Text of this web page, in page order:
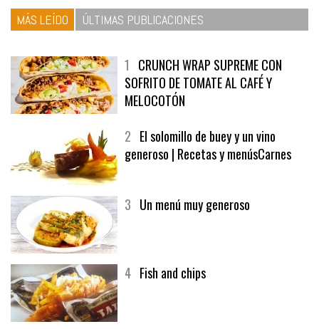
MÁS LEÍDO ÚLTIMAS PUBLICACIONES
1 CRUNCH WRAP SUPREME CON
SOFRITO DE TOMATE AL CAFÉ Y
MELOCOTÓN
2 El solomillo de buey y un vino
generoso | Recetas y menúsCarnes
3 Un menú muy generoso
4 Fish and chips